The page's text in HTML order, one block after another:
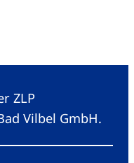
ZLP
Vilbel GmbH.